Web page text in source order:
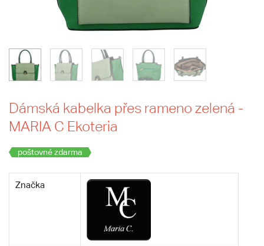
Dámská kabelka přes rameno zelená -
MARIA C Ekoteria
poštovné zdarma
Značka